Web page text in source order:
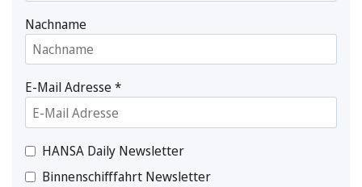
Nachname
E-Mail Adresse*
HANSA Daily Newsletter
Binnenschifffahrt Newsletter